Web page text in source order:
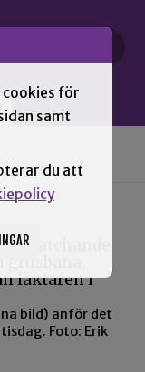
cookies för
samt
du att
bild) anför det
Foto: Erik